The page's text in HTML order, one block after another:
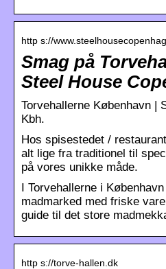
http s://
Smag på
Steel House
Torvehallerne København |
Kbh.
Hos spisestedet /
alt lige fra traditionel til
på vores unikke måde.
I Torvehallerne i
madmarked med friske
guide til det store
http s://torve-hallen.dk